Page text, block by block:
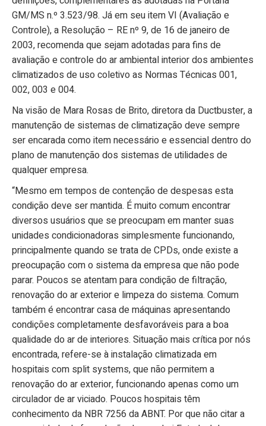
GM/MS n.º 3.523/98. Já em seu item VI (Avaliação e
Controle), a Resolução – RE nº 9, de 16 de janeiro de
2003, recomenda que sejam adotadas para fins de
avaliação e controle do ar ambiental interior dos ambientes
climatizados de uso coletivo as Normas Técnicas 001,
002, 003 e 004.
Na visão de Mara Rosas de Brito, diretora da Ductbuster, a
manutenção de sistemas de climatização deve sempre
ser encarada como item necessário e essencial dentro do
plano de manutenção dos sistemas de utilidades de
qualquer empresa.
“Mesmo em tempos de contenção de despesas esta
condição deve ser mantida. É muito comum encontrar
diversos usuários que se preocupam em manter suas
unidades condicionadoras simplesmente funcionando,
principalmente quando se trata de CPDs, onde existe a
preocupação com o sistema da empresa que não pode
parar. Poucos se atentam para condição de filtração,
renovação do ar exterior e limpeza do sistema. Comum
também é encontrar casa de máquinas apresentando
condições completamente desfavoráveis para a boa
qualidade do ar de interiores. Situação mais crítica por nós
encontrada, refere-se à instalação climatizada em
hospitais com split systems, que não permitem a
renovação do ar exterior, funcionando apenas como um
circulador de ar viciado. Poucos hospitais têm
conhecimento da NBR 7256 da ABNT. Por que não citar a